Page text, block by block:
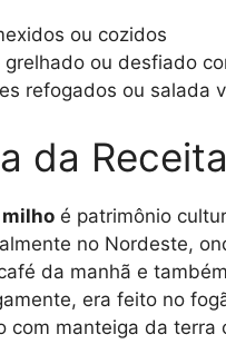
ou cozidos
grelhado ou desfiado
refogados ou salada
da Receita
é patrimônio
no Nordeste,
da manhã e
era feito no
com manteiga da terra